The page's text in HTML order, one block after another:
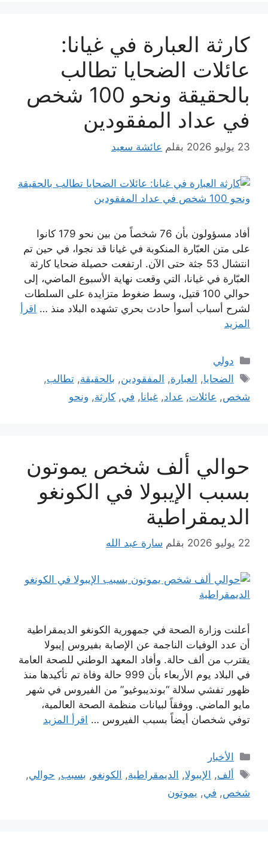
كارثة العبارة في غيانا:
عائلات الضحايا تطالب
بالحقيقة ونحو 100 شخص
في عداد المفقودين
23 يوليو 2026 بقلم عائشة سعيد
أفاد مسؤولون بأن 76 شخصاً من بين نحو 179 كانوا
على متن العبّارة المنكوبة في غيانا قد نجوا، في حين تم
انتشال 53 جثة حتى الآن. ارتفعت حصيلة ضحايا كارثة
العبّارة في غيانا، التي وقعت نهاية الأسبوع الماضي، إلى
حوالي 100 قتيل، وسط ضغوط متزايدة على السلطات
لشرح أسباب أسوأ حادث بحري تشهده البلاد منذ … اقرأ
المزيد
التصنيفات
دولي
الوسوم
الضحايا, العبارة, المفقودين, بالحقيقة,تطالب,
شخص, عائلات, عداد, غيانا, في, كارثة, ونحو
حوالي ألف شخص يموتون
بسبب الإيبولا في الكونغو
الديمقراطية
22 يوليو 2026 بقلم سارة عبد الله
أعلنت وزارة الصحة في جمهورية الكونغو الديمقراطية
أن عدد الوفيات الناجمة عن الإصابة بفيروس إيبولا
يقترب من ألف حالة. وأفاد المعهد الوطني للصحة العامة
في البلاد يوم الأربعاء بأن 999 حالة وفاة تم تأكيدها منذ
ظهور تفشي سلالة “بونديبوغيو” من الفيروس في شهر
مايو الماضي. ووفقاً لبيانات منظمة الصحة العالمية،
توفي شخصان أيضاً بسبب الفيروس … اقرأ المزيد
التصنيفات
الأخبار
الوسوم
ألف, الإيبولا, الديمقراطية, الكونغو, بسبب, حوالي,
شخص, في, يموتون